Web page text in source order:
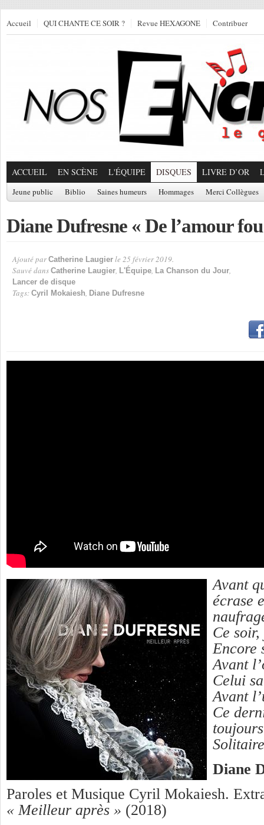
Accueil QUI CHANTE CE SOIR ? Revue HEXAGONE Contribuer
ACCUEIL EN SCÈNE L'ÉQUIPE DISQUES LIVRE D’OR
Jeune public Biblio Saines humeurs Hommages Merci Collègues
Diane Dufresne « De l’amour
Ajouté par Catherine Laugier le 25 février 2019.
Sauvé dans Catherine Laugier, L'Équipe, La Chanson du Jour,
Lancer de disque
Tags: Cyril Mokaiesh, Diane Dufresne
Avant
écrase
Ce
Encore
Avant
Celui
Avant
Ce
toujours
Solitaire
Diane
Paroles et Musique Cyril Mokaiesh.
« Meilleur après » (2018)